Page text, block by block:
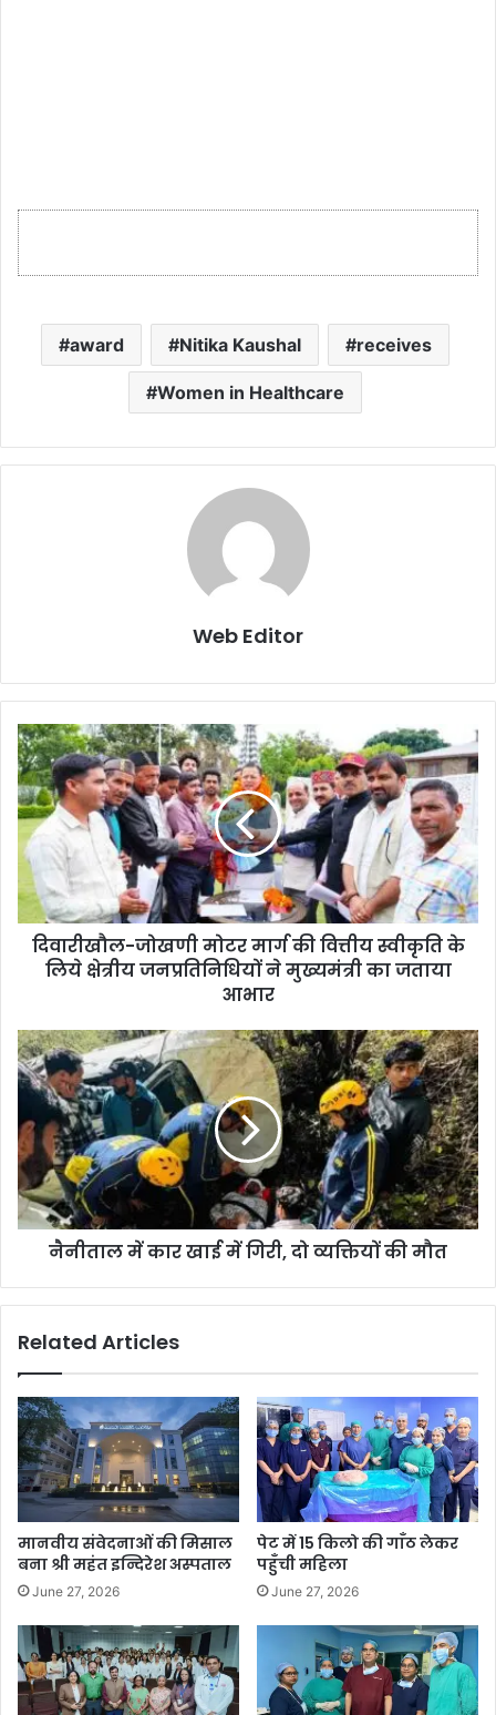
award Nitika Kaushal receives
Women in Healthcare
Web Editor
दिवारीखौल-जोखणी मोटर मार्ग की वित्तीय स्वीकृति के
लिये क्षेत्रीय जनप्रतिनिधियों ने मुख्यमंत्री का जताया
आभार
नैनीताल में कार खाई में गिरी, दो व्यक्तियों की मौत
Related Articles
मानवीय संवेदनाओं की मिसाल
बना श्री महंत इन्दिरेश अस्पताल
June 27, 2026
पेट में 15 किलो की गाँठ लेकर
पहुँची महिला
June 27, 2026